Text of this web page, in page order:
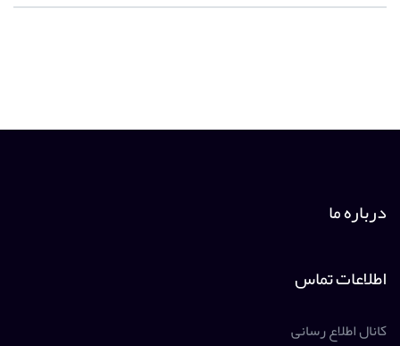
درباره ما
اطلاعات تماس
کانال اطلاع رسانی